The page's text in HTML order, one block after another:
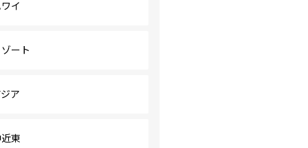
イ
ート
ア
東